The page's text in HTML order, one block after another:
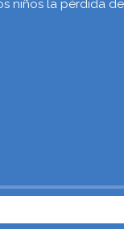
niños la pérdida